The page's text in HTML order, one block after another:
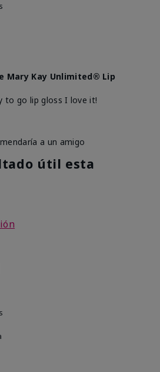
Mary Kay Unlimited® Lip
to go lip gloss I love it!
a un amigo
útil esta